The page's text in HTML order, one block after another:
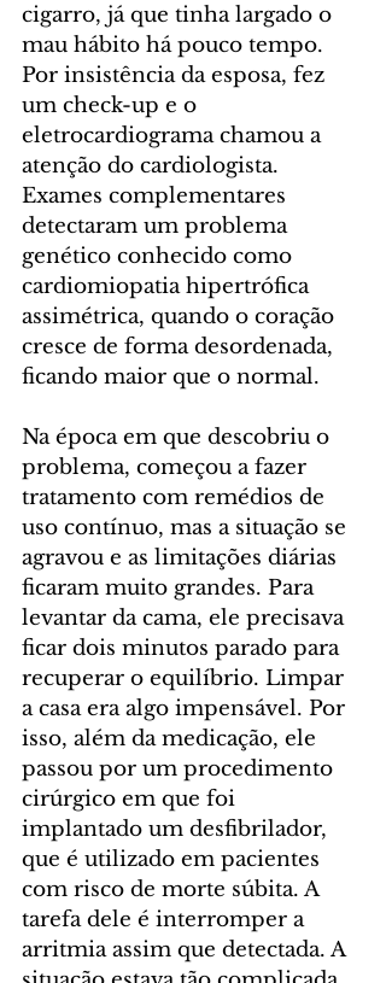
cigarro, já que tinha largado o
mau hábito há pouco tempo.
Por insistência da esposa, fez
um check-up e o
eletrocardiograma chamou a
atenção do cardiologista.
Exames complementares
detectaram um problema
genético conhecido como
cardiomiopatia hipertrófica
assimétrica, quando o coração
cresce de forma desordenada,
ficando maior que o normal.
Na época em que descobriu o
problema, começou a fazer
tratamento com remédios de
uso contínuo, mas a situação se
agravou e as limitações diárias
ficaram muito grandes. Para
levantar da cama, ele precisava
ficar dois minutos parado para
recuperar o equilíbrio. Limpar
a casa era algo impensável. Por
isso, além da medicação, ele
passou por um procedimento
cirúrgico em que foi
implantado um desfibrilador,
que é utilizado em pacientes
com risco de morte súbita. A
tarefa dele é interromper a
arritmia assim que detectada. A